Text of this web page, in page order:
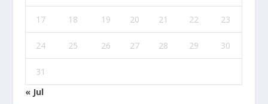
17 18 19 20 21 22 23
24 25 26 27 28 29 30
31
« Jul